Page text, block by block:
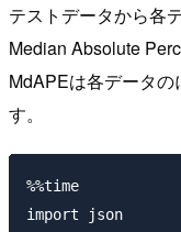
テストデータから各
Median Absolute
MdAPEは各データ
す。
%%time
import json